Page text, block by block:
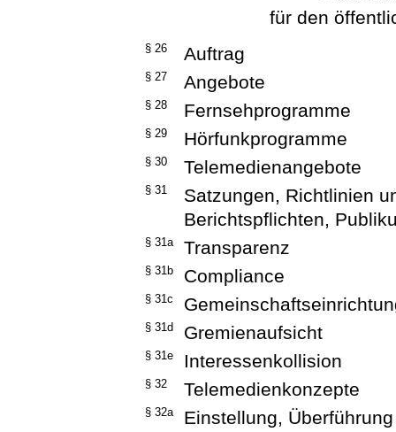
für den
§ 26 Auftrag
§ 27 Angebote
§ 28 Fernsehprogramme
§ 29 Hörfunkprogramme
§ 30 Telemedienangebote
§ 31
Satzungen, Richtlinien
Berichtspflichten,
§ 31a Transparenz
§ 31b Compliance
§ 31c
§ 31d Gremienaufsicht
§ 31e Interessenkollision
§ 32 Telemedienkonzepte
§ 32a Einstellung,